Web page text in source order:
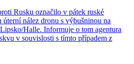
Rusku označilo v pátek ruské
nález dronu s výbušninou na
Halle. Informuje o tom agentura
v souvislosti s tímto případem z